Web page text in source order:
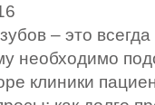
– это
необходимо
клиники